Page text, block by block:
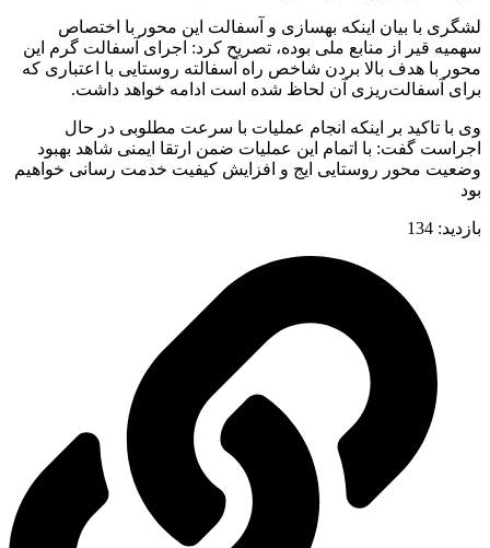
لشگری با بیان اینکه بهسازی و آسفالت این محور با اختصاص
سهمیه قیر از منابع ملی بوده، تصریح کرد: اجرای آسفالت گرم این
محور با هدف بالا بردن شاخص راه آسفالته روستایی با اعتباری که
برای آسفالت‌ریزی آن لحاظ شده است ادامه خواهد داشت.
وی با تاکید بر اینکه انجام عملیات با سرعت مطلوبی در حال
اجراست گفت: با اتمام این عملیات ضمن ارتقا ایمنی شاهد بهبود
وضعیت محور روستایی ایج و افزایش کیفیت خدمت رسانی خواهیم
بود
بازدید: 134